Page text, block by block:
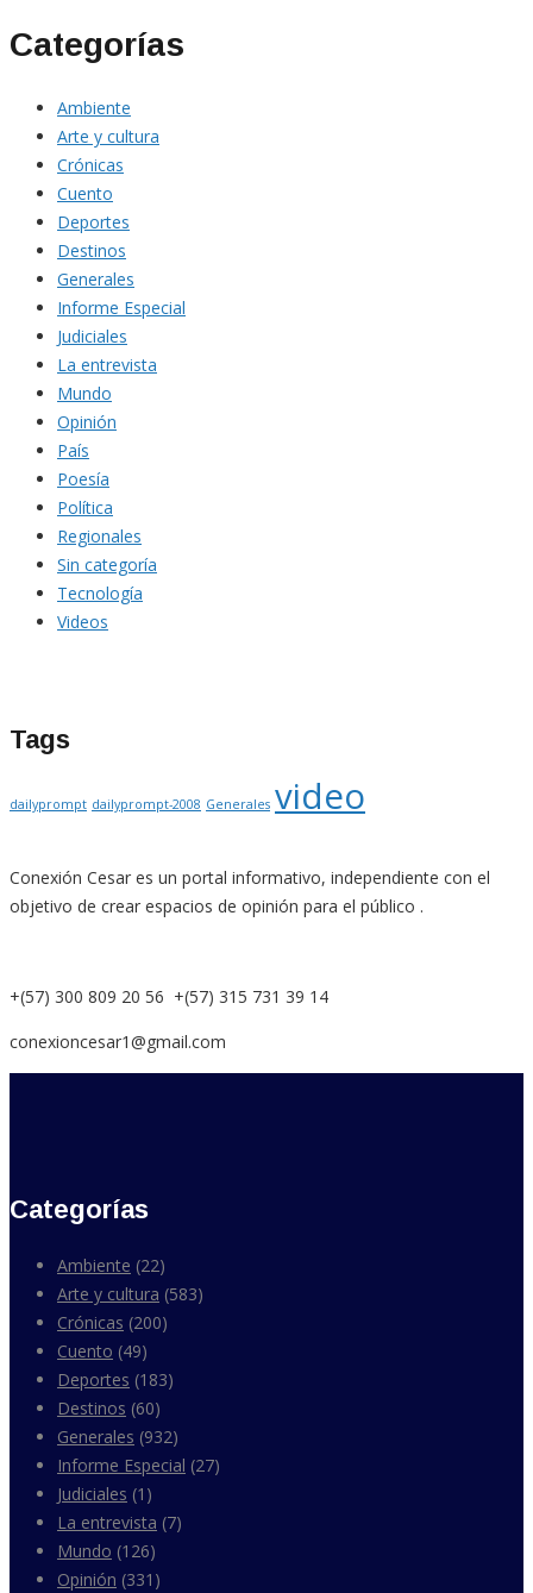
Categorías
Ambiente
Arte y cultura
Crónicas
Cuento
Deportes
Destinos
Generales
Informe Especial
Judiciales
La entrevista
Mundo
Opinión
País
Poesía
Política
Regionales
Sin categoría
Tecnología
Videos
Tags
dailyprompt dailyprompt-2008 Generales video
Conexión Cesar es un portal informativo, independiente con el
objetivo de crear espacios de opinión para el público .
+(57) 300 809 20 56 +(57) 315 731 39 14
conexioncesar1@gmail.com
Categorías
Ambiente (22)
Arte y cultura (583)
Crónicas (200)
Cuento (49)
Deportes (183)
Destinos (60)
Generales (932)
Informe Especial (27)
Judiciales (1)
La entrevista (7)
Mundo (126)
Opinión (331)